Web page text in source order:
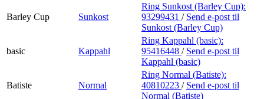
Barley Cup Sunkost
Ring Sunkost (Barley Cup):
93299431 / Send e-post til
Sunkost (Barley Cup)
basic Kappahl
Ring Kappahl (basic):
95416448 / Send e-post til
Kappahl (basic)
Batiste Normal
Ring Normal (Batiste):
40810223 / Send e-post til
Normal (Batiste)